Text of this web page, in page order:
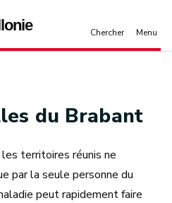
du Brabant
territoires réunis ne
par la seule personne du
peut rapidement faire